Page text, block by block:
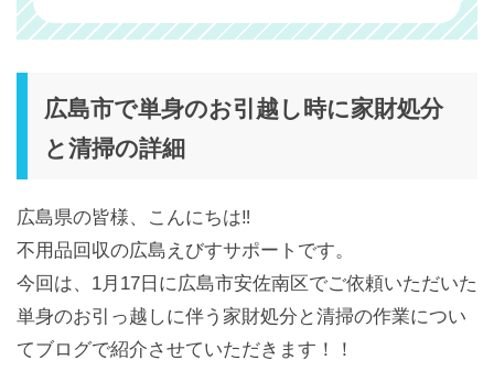
広島市で単身のお引越し時に家財処分
と清掃の詳細
広島県の皆様、こんにちは‼️
不用品回収の広島えびすサポートです。
今回は、1月17日に広島市安佐南区でご依頼いただいた
単身のお引っ越しに伴う家財処分と清掃の作業につい
てブログで紹介させていただきます！！